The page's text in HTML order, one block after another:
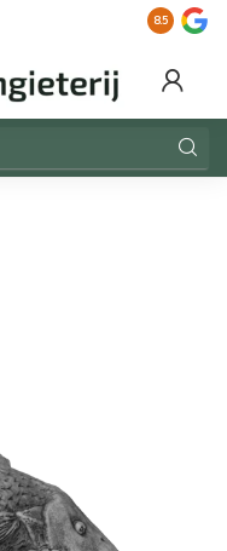
Duurzaam
8.5